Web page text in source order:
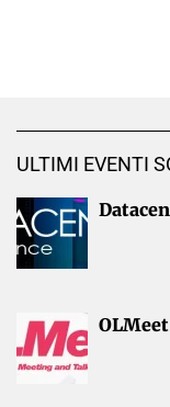
ULTIMI EVENTI